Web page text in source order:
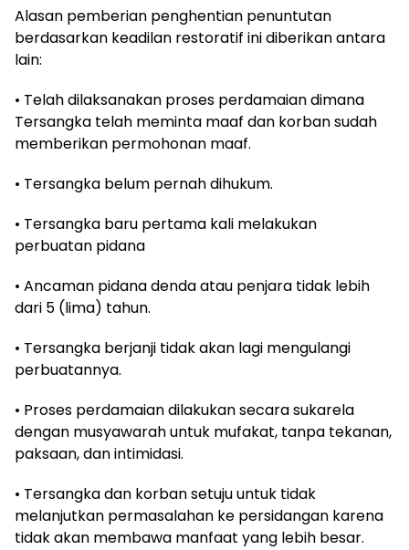
Alasan pemberian penghentian penuntutan
berdasarkan keadilan restoratif ini diberikan antara
lain:
• Telah dilaksanakan proses perdamaian dimana
Tersangka telah meminta maaf dan korban sudah
memberikan permohonan maaf.
• Tersangka belum pernah dihukum.
• Tersangka baru pertama kali melakukan
perbuatan pidana
• Ancaman pidana denda atau penjara tidak lebih
dari 5 (lima) tahun.
• Tersangka berjanji tidak akan lagi mengulangi
perbuatannya.
• Proses perdamaian dilakukan secara sukarela
dengan musyawarah untuk mufakat, tanpa tekanan,
paksaan, dan intimidasi.
• Tersangka dan korban setuju untuk tidak
melanjutkan permasalahan ke persidangan karena
tidak akan membawa manfaat yang lebih besar.